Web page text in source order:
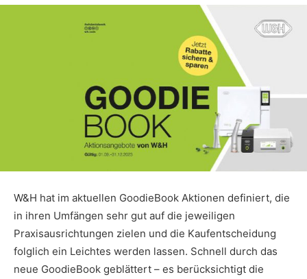
W&H hat im aktuellen GoodieBook Aktionen definiert, die
in ihren Umfängen sehr gut auf die jeweiligen
Praxisausrichtungen zielen und die Kaufentscheidung
folglich ein Leichtes werden lassen. Schnell durch das
neue GoodieBook geblättert – es berücksichtigt die